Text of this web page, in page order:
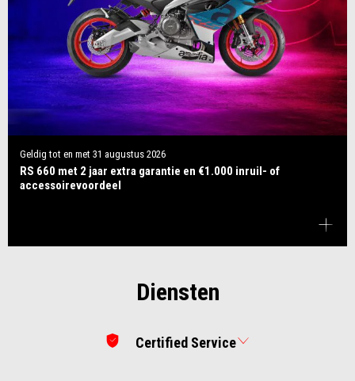
Geldig tot en met 31 augustus 2026
RS 660 met 2 jaar extra garantie en €1.000 inruil- of
accessoirevoordeel
Diensten
Certified Service